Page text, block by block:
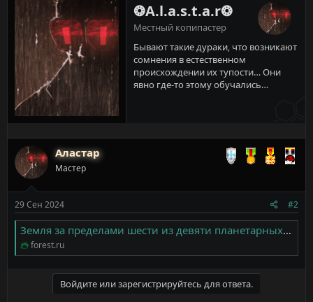
❂A.l.a.s.t.a.r❂
Местный копипастер
Бывают такие дураки, что возникают
сомнения в естественном
происхождении их тупости… Они
явно где-то этому обучались…
Аластар
Мастер
29 Сен 2024 #2
Земля за пределами шести из девяти планетарных границ - ForestRU - Всё о российских лесах
forest.ru
Войдите или зарегистрируйтесь для ответа.